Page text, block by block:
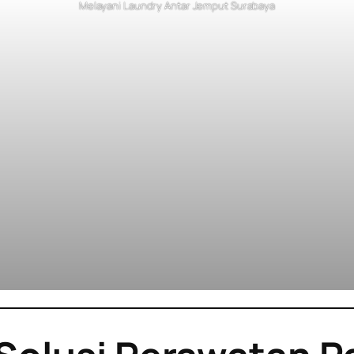
Melayani Laundry Antar Jemput Surabaya